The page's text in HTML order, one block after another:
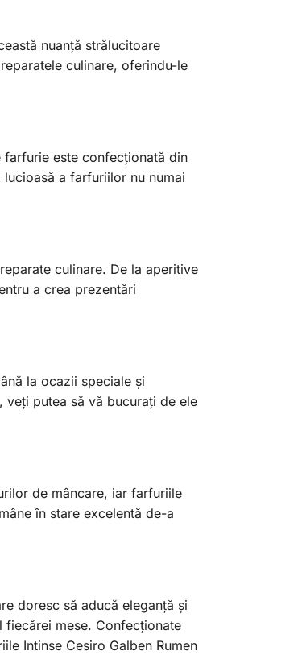
nuanță strălucitoare
culinare, oferindu-le
este confecționată din
a farfuriilor nu numai
culinare. De la aperitive
a crea prezentări
la ocazii speciale și
putea să vă bucurați de ele
de mâncare, iar farfuriile
în stare excelentă de-a
doresc să aducă eleganță și
mese. Confecționate
Intinse Cesiro Galben Rumen